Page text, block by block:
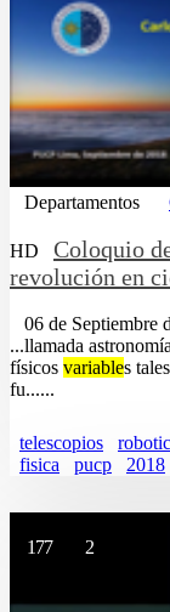
Departamentos
HD
Coloquio
revolución en
06 de Septiembre
...llamada
físicos variables
fu......
telescopios
fisica
pucp 2018
177 2